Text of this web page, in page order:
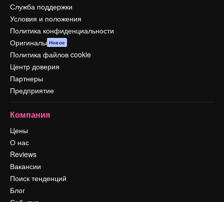
Служба поддержки
Условия и положения
Политика конфиденциальности
Оригиналы Новое
Политика файлов cookie
Центр доверия
Партнеры
Предприятие
Компания
Цены
О нас
Reviews
Вакансии
Поиск тенденций
Блог